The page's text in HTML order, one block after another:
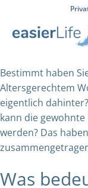
Bestimmt haben
Altersgerechtem
eigentlich
kann die
werden? Das
Was